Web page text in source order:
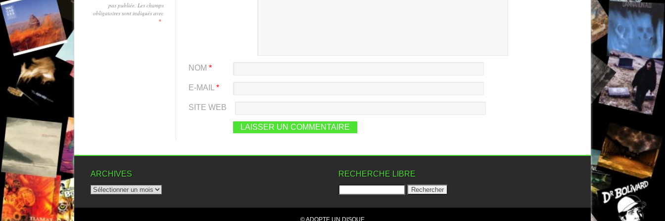
pas publiée. Les champs
obligatoires sont indiqués avec
*
NOM *
E-MAIL *
SITE WEB
ARCHIVES RECHERCHE LIBRE
© ADOPTE UN DISQUE